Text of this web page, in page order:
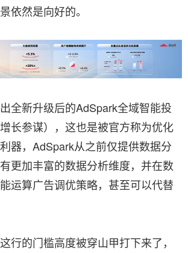
依然是向好的。
全新升级后的AdSpark全域智能投
长参谋），这也是被官方称为优化
器，AdSpark从之前仅提供数据分
更加丰富的数据分析维度，并在数
运算广告调优策略，甚至可以代替
行的门槛高度被穿山甲打下来了，